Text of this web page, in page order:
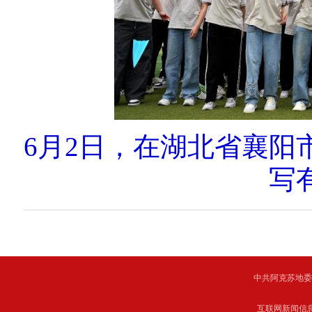
6月2日，在湖北省襄阳
写
中共阿克苏地